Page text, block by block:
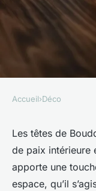
Têtes de
sérénité
Accueil›Déco
Les têtes de
de paix intérieure
apporte une
espace, qu’il